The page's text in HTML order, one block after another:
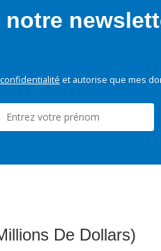
et autorise que mes
De Dollars)